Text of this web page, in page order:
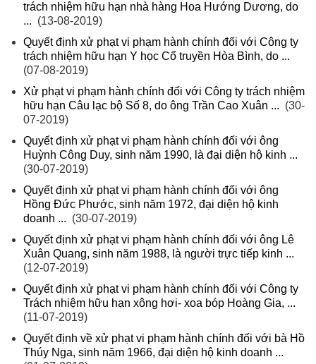
trách nhiệm hữu hạn nhà hàng Hoa Hướng Dương, do
... (13-08-2019)
Quyết định xử phạt vi phạm hành chính đối với Công ty
trách nhiệm hữu hạn Y học Cổ truyền Hòa Bình, do ...
(07-08-2019)
Xử phạt vi phạm hành chính đối với Công ty trách nhiệm
hữu hạn Câu lạc bộ Số 8, do ông Trần Cao Xuân ... (30-
07-2019)
Quyết định xử phạt vi phạm hành chính đối với ông
Huỳnh Công Duy, sinh năm 1990, là đại diện hộ kinh ...
(30-07-2019)
Quyết định xử phạt vi phạm hành chính đối với ông
Hồng Đức Phước, sinh năm 1972, đại diện hộ kinh
doanh ... (30-07-2019)
Quyết định xử phạt vi phạm hành chính đối với ông Lê
Xuân Quang, sinh năm 1988, là người trực tiếp kinh ...
(12-07-2019)
Quyết định xử phạt vi phạm hành chính đối với Công ty
Trách nhiệm hữu hạn xông hơi- xoa bóp Hoàng Gia, ...
(11-07-2019)
Quyết định về xử phạt vi phạm hành chính đối với bà Hồ
Thúy Nga, sinh năm 1966, đại diện hộ kinh doanh ...